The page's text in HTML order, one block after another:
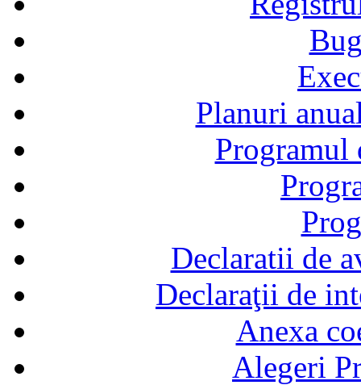
Planuri
Declaratii de
Declaraţii de
Anexa
Alegeri